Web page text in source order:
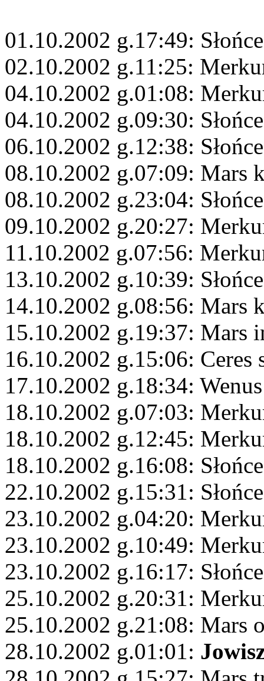
01.10.2002 g.17:49:
02.10.2002 g.11:25:
04.10.2002 g.01:08:
04.10.2002 g.09:30:
06.10.2002 g.12:38:
08.10.2002 g.07:09: Mars
08.10.2002 g.23:04:
09.10.2002 g.20:27:
11.10.2002 g.07:56:
13.10.2002 g.10:39:
14.10.2002 g.08:56: Mars
15.10.2002 g.19:37: Mars
16.10.2002 g.15:06: Ceres
17.10.2002 g.18:34:
18.10.2002 g.07:03:
18.10.2002 g.12:45:
18.10.2002 g.16:08:
22.10.2002 g.15:31:
23.10.2002 g.04:20:
23.10.2002 g.10:49:
23.10.2002 g.16:17:
25.10.2002 g.20:31:
25.10.2002 g.21:08: Mars
28.10.2002 g.01:01: